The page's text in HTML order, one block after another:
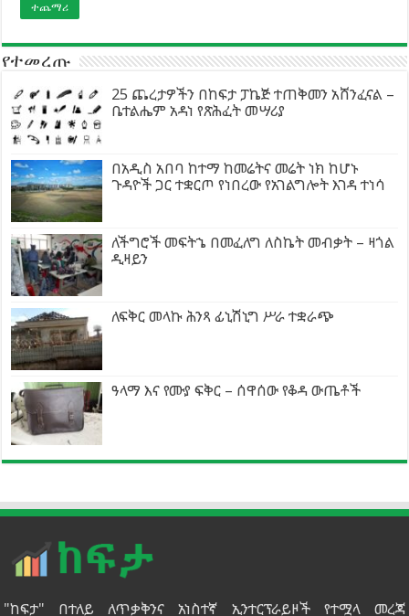
ተጨማሪ
የተመረጡ
25 ጨረታዎችን በከፍታ ፓኬጅ ተጠቅመን አሸንፈናል –
ቤተልሔም አዳነ የጽሕፈት መሣሪያ
በአዲስ አበባ ከተማ ከመሬትና መሬት ነክ ከሆኑ
ጉዳዮች ጋር ተቋርጦ የነበረው የአገልግሎት እገዳ ተነሳ
ለችግሮች መፍትኄ በመፈለግ ለስኬት መብቃት – ዛጎል
ዲዛይን
ለፍቅር መላኩ ሕንጻ ፊኒሽኒግ ሥራ ተቋራጭ
ዓላማ እና የሙያ ፍቅር – ሰዋሰው የቆዳ ውጤቶች
"ከፍታ" በተለይ ለጥቃቅንና አነስተኛ ኢንተርፕራይዞች የተሟላ መረጃ